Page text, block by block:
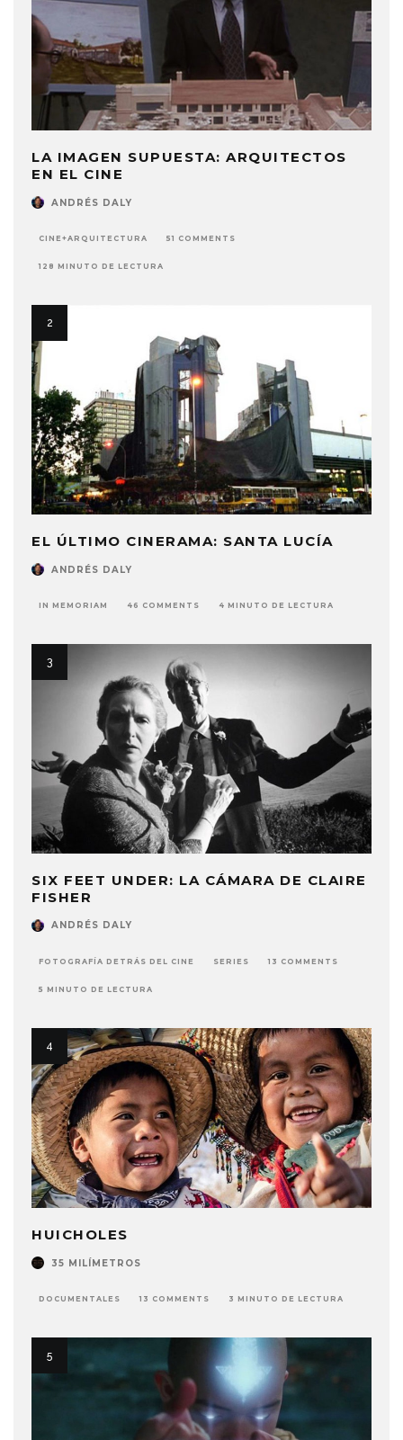
LA IMAGEN SUPUESTA: ARQUITECTOS
EN EL CINE
ANDRÉS DALY
CINE+ARQUITECTURA 51 COMMENTS
128 MINUTO DE LECTURA
EL ÚLTIMO CINERAMA: SANTA LUCÍA
ANDRÉS DALY
IN MEMORIAM 46 COMMENTS 4 MINUTO DE LECTURA
SIX FEET UNDER: LA CÁMARA DE CLAIRE
FISHER
ANDRÉS DALY
FOTOGRAFÍA DETRÁS DEL CINE SERIES 13 COMMENTS
5 MINUTO DE LECTURA
HUICHOLES
35 MILÍMETROS
DOCUMENTALES 13 COMMENTS 3 MINUTO DE LECTURA